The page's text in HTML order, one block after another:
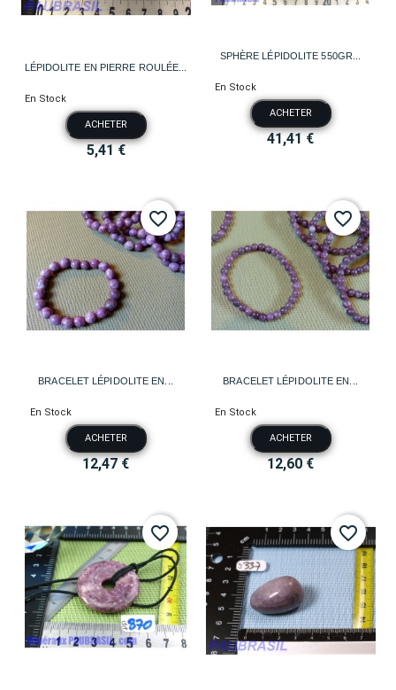
LÉPIDOLITE EN PIERRE ROULÉE...
En Stock
ACHETER
5,41 €
SPHÈRE LÉPIDOLITE 550GR...
En Stock
ACHETER
41,41 €
BRACELET LÉPIDOLITE EN...
En Stock
ACHETER
12,47 €
favorite_border
BRACELET LÉPIDOLITE EN...
En Stock
ACHETER
12,60 €
favorite_border
favorite_border favorite_border